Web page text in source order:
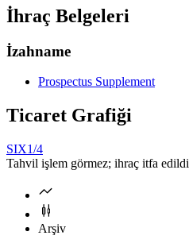
İhraç Belgeleri
İzahname
Prospectus Supplement
Ticaret Grafiği
SIX1/4
Tahvil işlem görmez; ihraç itfa edildi
Arşiv